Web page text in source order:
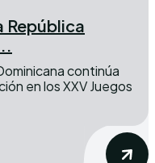
República
continúa
en los XXV Juegos